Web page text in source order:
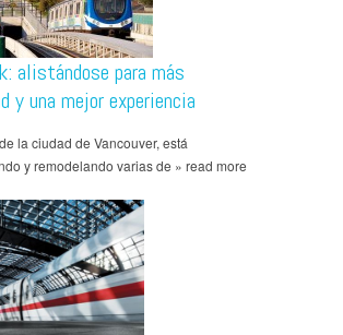
alistándose para más
y una mejor experiencia
la ciudad de Vancouver, está
y remodelando varias de » read more